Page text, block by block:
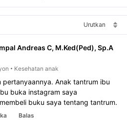
Urutkan
Andreas C, M.Ked(Ped), Sp.A
Kesehatan anak
pertanyaannya. Anak tantrum ibu
buka instagram saya
buku saya tentang tantrum.
Balas